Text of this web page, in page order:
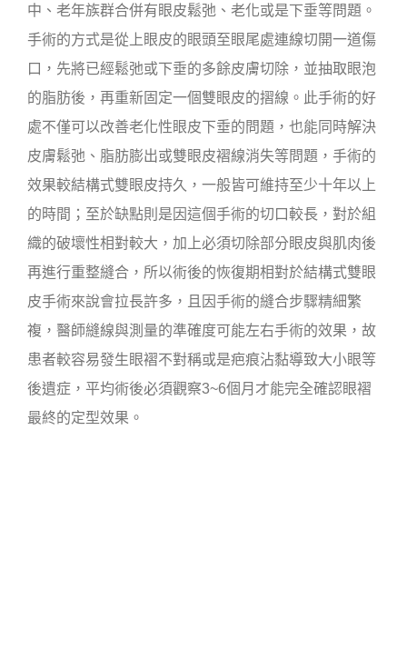
中、老年族群合併有眼皮鬆弛、老化或是下垂等問題。
手術的方式是從上眼皮的眼頭至眼尾處連線切開一道傷
口，先將已經鬆弛或下垂的多餘皮膚切除，並抽取眼泡
的脂肪後，再重新固定一個雙眼皮的摺線。此手術的好
處不僅可以改善老化性眼皮下垂的問題，也能同時解決
皮膚鬆弛、脂肪膨出或雙眼皮褶線消失等問題，手術的
效果較結構式雙眼皮持久，一般皆可維持至少十年以上
的時間；至於缺點則是因這個手術的切口較長，對於組
織的破壞性相對較大，加上必須切除部分眼皮與肌肉後
再進行重整縫合，所以術後的恢復期相對於結構式雙眼
皮手術來說會拉長許多，且因手術的縫合步驟精細繁
複，醫師縫線與測量的準確度可能左右手術的效果，故
患者較容易發生眼褶不對稱或是疤痕沾黏導致大小眼等
後遺症，平均術後必須觀察3~6個月才能完全確認眼褶
最終的定型效果。